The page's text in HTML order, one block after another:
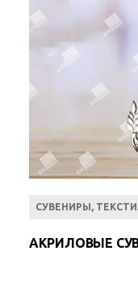
СУВЕНИРЫ,
АКРИЛОВЫЕ